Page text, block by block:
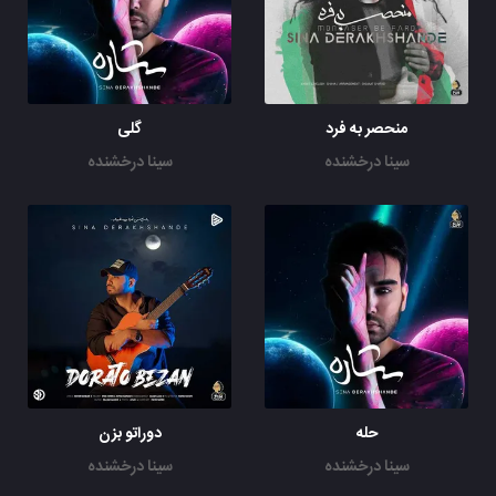
منحصر به فرد
سینا درخشنده
گلی
سینا درخشنده
حله
سینا درخشنده
دوراتو بزن
سینا درخشنده